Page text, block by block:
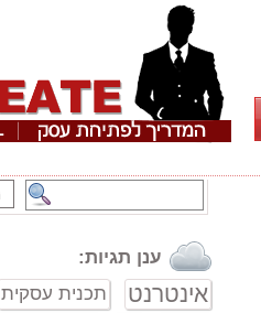
ענן תגיות:
אינטרנט תכנית עסקית